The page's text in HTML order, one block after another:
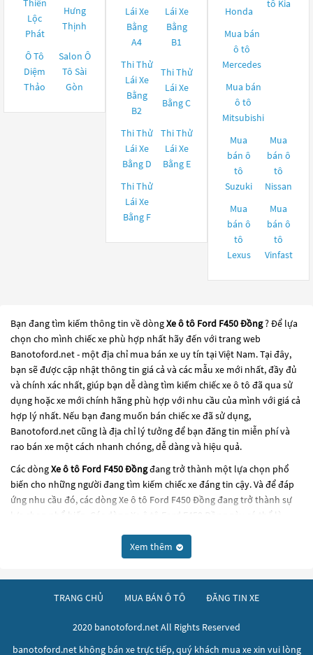
Thiên
Lộc
Phát
Hưng
Thịnh
Ô Tô
Diệm
Thảo
Salon Ô
Tô Sài
Gòn
Lái Xe
Bằng
A4
Lái Xe
Bằng
B1
Thi Thử
Lái Xe
Bằng
B2
Thi Thử
Lái Xe
Bằng C
Thi Thử
Lái Xe
Bằng D
Thi Thử
Lái Xe
Bằng E
Thi Thử
Lái Xe
Bằng F
Honda
tô Kia
Mua bán
ô tô
Mercedes
Mua bán
ô tô
Mitsubishi
Mua
bán ô
tô
Suzuki
Mua
bán ô
tô
Nissan
Mua
bán ô
tô
Lexus
Mua
bán ô
tô
Vinfast
Bạn đang tìm kiếm thông tin về dòngXe ô tô Ford F450 Đồng? Để lựa
chọn cho mình chiếc xe phù hợp nhất hãy đến với trang web
Banotoford.net - một địa chỉ mua bán xe uy tín tại Việt Nam. Tại đây,
bạn sẽ được cập nhật thông tin giá cả và các mẫu xe mới nhất, đầy đủ
và chính xác nhất, giúp bạn dễ dàng tìm kiếm chiếc xe ô tô đã qua sử
dụng hoặc xe mới chính hãng phù hợp với nhu cầu của mình với giá cả
hợp lý nhất. Nếu bạn đang muốn bán chiếc xe đã sử dụng,
Banotoford.net cũng là địa chỉ lý tưởng để bạn đăng tin miễn phí và
rao bán xe một cách nhanh chóng, dễ dàng và hiệu quả.
Các dòngXe ô tô Ford F450 Đồngđang trở thành một lựa chọn phổ
biến cho những người đang tìm kiếm chiếc xe đáng tin cậy. Và để đáp
ứng nhu cầu đó, các dòngXe ô tô Ford F450 Đồngđang trở thành sự
lựa chọn phổ biến. Các dòng
Xe ô tô Ford F450 Đồng
này có thể là
thiết kế hiện đại và công nghệ tiên tiến. Các dòng
này đều được kiểm tra và bảo dưỡng kỹ lưỡng để đảm bảo chất
lượng và hiệu suất tốt nhất. Nếu bạn đang tìm kiếm một chiếc xe, hãy
khám phá các dòngXe ô tô Ford F450 Đồng
này và chọn cho mình
Banotoford.net .
Xem thêm
TRANG CHỦ MUA BÁN Ô TÔ ĐĂNG TIN XE
2020 banotoford.net All Rights Reserved
banotoford.net không bán xe trực tiếp, quý khách mua xe xin vui lòng